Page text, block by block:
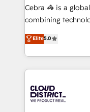
boost with a new HubSpot site
🏆 HubSpot
Inbound
Award for Best
Cebra 🦓 is a
combining
expertise across
Europe, with teams
we combine local
help businesses
500+ HubSpot
end solutions that
Elite5.0